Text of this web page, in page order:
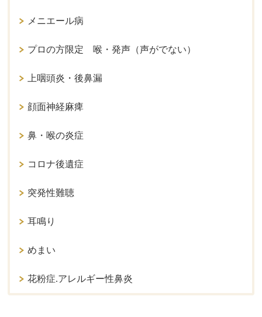
メニエール病
プロの方限定 喉・発声（声がでない）
上咽頭炎・後鼻漏
顔面神経麻痺
鼻・喉の炎症
コロナ後遺症
突発性難聴
耳鳴り
めまい
花粉症.アレルギー性鼻炎